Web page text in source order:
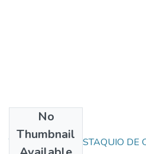
No
Thumbnail
TCC - VICTOR EUSTAQUIO